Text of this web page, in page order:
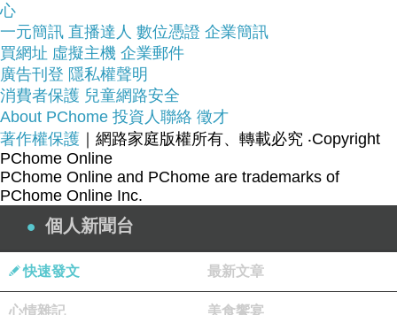
商品網址:
極具挑逗性前開襟性感設計(前叉不可開)
柔軟透視感薄紗面料撩撥他的心
細帶丁褲讓迷人的曲線更令人心動不已，難以抗
心
一元簡訊 直播達人 數位憑證 企業簡訊
買網址 虛擬主機 企業郵件
廣告刊登 隱私權聲明
消費者保護 兒童網路安全
About PChome 投資人聯絡 徵才
著作權保護 ｜網路家庭版權所有、轉載必究 ‧Copyright
PChome Online
PChome Online and PChome are trademarks of
PChome Online Inc.
個人新聞台
快速發文 最新文章
心情雜記 美食饗宴